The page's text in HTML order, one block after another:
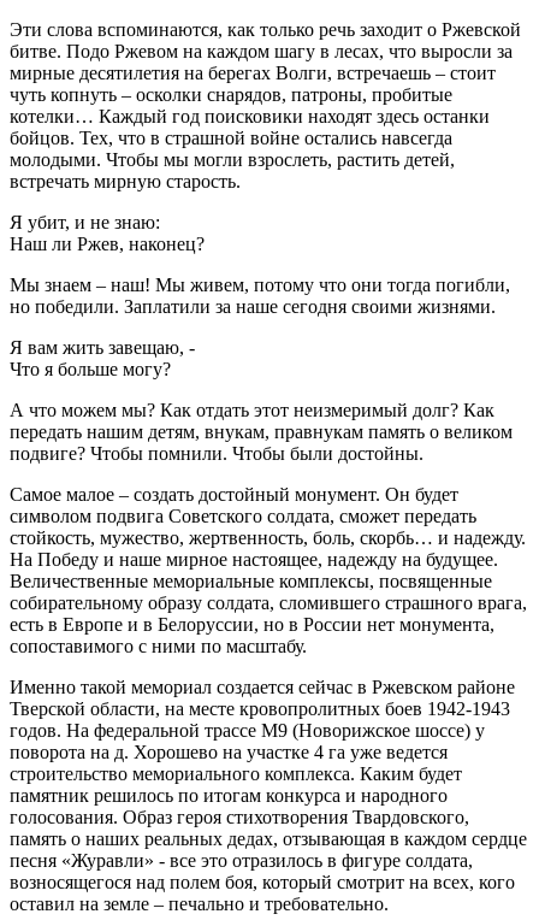
Эти слова вспоминаются, как только речь заходит о Ржевской
битве. Подо Ржевом на каждом шагу в лесах, что выросли за
мирные десятилетия на берегах Волги, встречаешь – стоит
чуть копнуть – осколки снарядов, патроны, пробитые
котелки… Каждый год поисковики находят здесь останки
бойцов. Тех, что в страшной войне остались навсегда
молодыми. Чтобы мы могли взрослеть, растить детей,
встречать мирную старость.
Я убит, и не знаю:
Наш ли Ржев, наконец?
Мы знаем – наш! Мы живем, потому что они тогда погибли,
но победили. Заплатили за наше сегодня своими жизнями.
Я вам жить завещаю, -
Что я больше могу?
А что можем мы? Как отдать этот неизмеримый долг? Как
передать нашим детям, внукам, правнукам память о великом
подвиге? Чтобы помнили. Чтобы были достойны.
Самое малое – создать достойный монумент. Он будет
символом подвига Советского солдата, сможет передать
стойкость, мужество, жертвенность, боль, скорбь… и надежду.
На Победу и наше мирное настоящее, надежду на будущее.
Величественные мемориальные комплексы, посвященные
собирательному образу солдата, сломившего страшного врага,
есть в Европе и в Белоруссии, но в России нет монумента,
сопоставимого с ними по масштабу.
Именно такой мемориал создается сейчас в Ржевском районе
Тверской области, на месте кровопролитных боев 1942-1943
годов. На федеральной трассе М9 (Новорижское шоссе) у
поворота на д. Хорошево на участке 4 га уже ведется
строительство мемориального комплекса. Каким будет
памятник решилось по итогам конкурса и народного
голосования. Образ героя стихотворения Твардовского,
память о наших реальных дедах, отзывающая в каждом сердце
песня «Журавли» - все это отразилось в фигуре солдата,
возносящегося над полем боя, который смотрит на всех, кого
оставил на земле – печально и требовательно.